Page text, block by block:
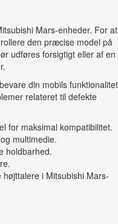
Mars-enheder. For at
den præcise model på
udføres forsigtigt eller af en
din mobils funktionalitet
relateret til defekte
for maksimal kompatibilitet.
multimedie.
holdbarhed.
i Mitsubishi Mars-